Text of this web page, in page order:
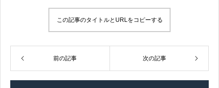
この記事のタイトルとURLをコピーする
前の記事 次の記事